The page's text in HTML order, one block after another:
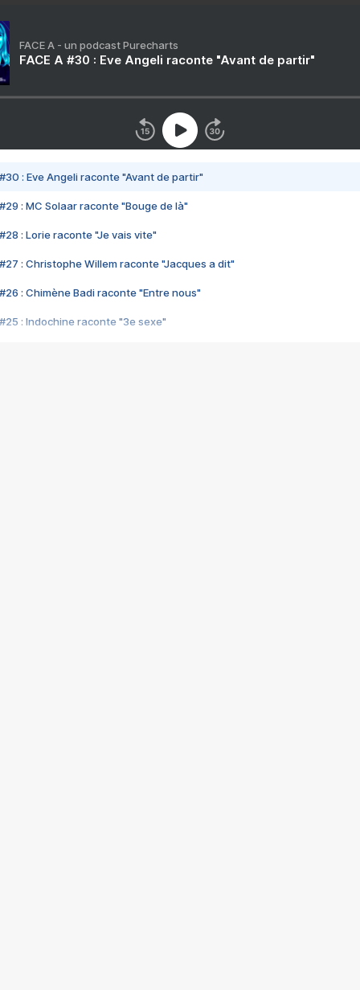
FACE A - un podcast Purecharts
FACE A #30 : Eve Angeli raconte "Avant de partir"
#30 : Eve Angeli raconte "Avant de partir"
#29 : MC Solaar raconte "Bouge de là"
#28 : Lorie raconte "Je vais vite"
#27 : Christophe Willem raconte "Jacques a dit"
#26 : Chimène Badi raconte "Entre nous"
#25 : Indochine raconte "3e sexe"